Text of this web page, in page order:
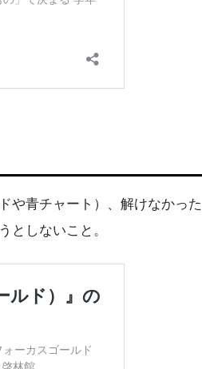
や青チャート）、解けなかった
としないこと。